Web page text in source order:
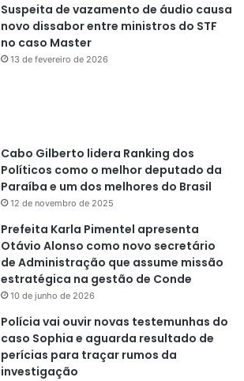
Suspeita de vazamento de áudio causa
novo dissabor entre ministros do STF
no caso Master
13 de fevereiro de 2026
Cabo Gilberto lidera Ranking dos
Políticos como o melhor deputado da
Paraíba e um dos melhores do Brasil
12 de novembro de 2025
Prefeita Karla Pimentel apresenta
Otávio Alonso como novo secretário
de Administração que assume missão
estratégica na gestão de Conde
10 de junho de 2026
Polícia vai ouvir novas testemunhas do
caso Sophia e aguarda resultado de
perícias para traçar rumos da
investigação